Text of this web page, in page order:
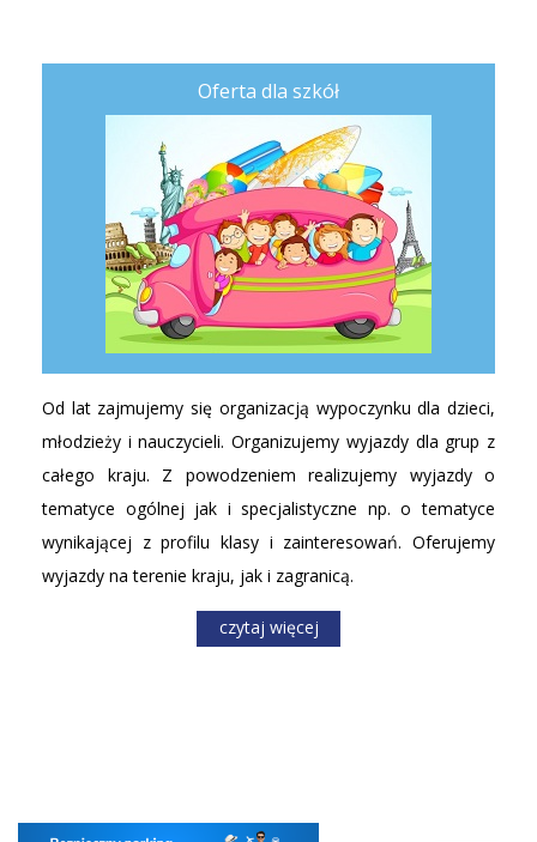
Oferta dla szkół
Od lat zajmujemy się organizacją wypoczynku dla dzieci,
młodzieży i nauczycieli. Organizujemy wyjazdy dla grup z
całego kraju. Z powodzeniem realizujemy wyjazdy o
tematyce ogólnej jak i specjalistyczne np. o tematyce
wynikającej z profilu klasy i zainteresowań. Oferujemy
wyjazdy na terenie kraju, jak i zagranicą.
czytaj więcej